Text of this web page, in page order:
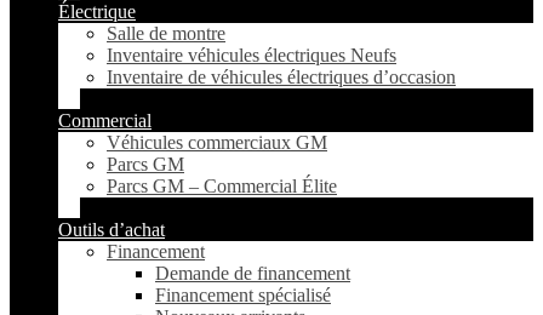
Électrique
Salle de montre
Inventaire véhicules électriques Neufs
Inventaire de véhicules électriques d’occasion
Commercial
Véhicules commerciaux GM
Parcs GM
Parcs GM – Commercial Élite
Outils d’achat
Financement
Demande de financement
Financement spécialisé